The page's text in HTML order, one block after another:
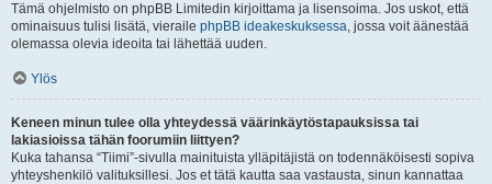
Tämä ohjelmisto on phpBB Limitedin kirjoittama ja lisensoima. Jos uskot, että
ominaisuus tulisi lisätä, vieraile phpBB ideakeskuksessa, jossa voit äänestää
olemassa olevia ideoita tai lähettää uuden.
Ylös
Keneen minun tulee olla yhteydessä väärinkäytöstapauksissa tai
lakiasioissa tähän foorumiin liittyen?
Kuka tahansa “Tiimi”-sivulla mainituista ylläpitäjistä on todennäköisesti sopiva
yhteyshenkilö valituksillesi. Jos et tätä kautta saa vastausta, sinun kannattaa